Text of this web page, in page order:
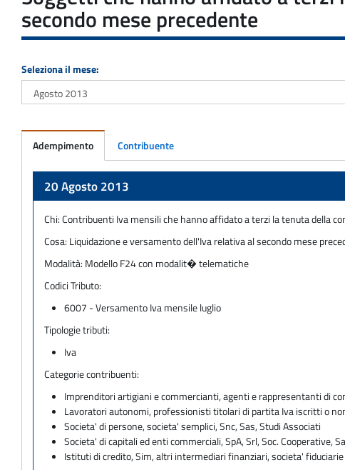
secondo mese precedente
Seleziona il mese:
Adempimento Contribuente
20 Agosto 2013
Chi:Contribuenti Iva mensili che hanno affidato a terzi la tenuta della
Cosa: Liquidazione e versamento dell'Iva relativa al secondo mese
Modalità: Modello F24 con modalit� telematiche
Codici Tributo:
6007 - Versamento Iva mensile luglio
Tipologie tributi:
Iva
Categorie contribuenti:
Imprenditori artigiani e commercianti, agenti e rappresentanti di
Lavoratori autonomi, professionisti titolari di partita Iva iscritti o
Societa' di persone, societa' semplici, Snc, Sas, Studi Associati
Societa' di capitali ed enti commerciali, SpA, Srl, Soc. Cooperative,
Istituti di credito, Sim, altri intermediari finanziari, societa' fiduciarie